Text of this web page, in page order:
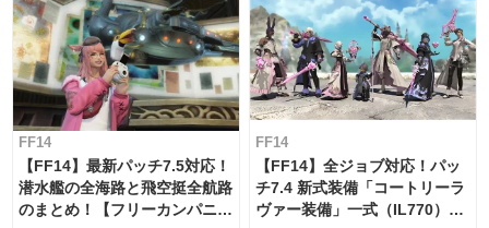
FF14
【FF14】最新パッチ7.5対応！
潜水艦の全海路と飛空挺全航路
のまとめ！【フリーカンパニ
FF14
【FF14】全ジョブ対応！パッ
チ7.4 新式装備「コートリーラ
ヴァー装備」一式（IL770）の